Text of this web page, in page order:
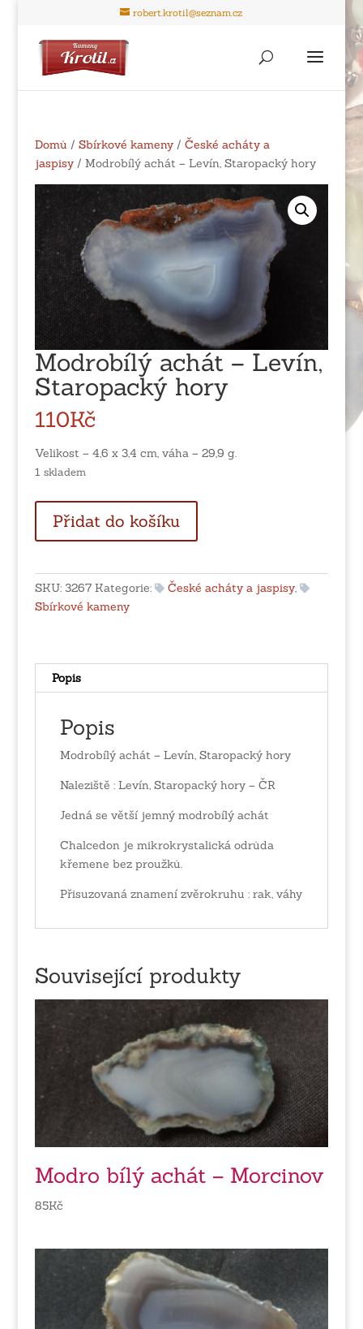
robert.krotil@seznam.cz
Domů / Sbírkové kameny/ České acháty a
jaspisy/ Modrobílý achát – Levín, Staropacký hory
Modrobílý achát – Levín,
Staropacký hory
110Kč
Velikost – 4,6 x 3,4 cm, váha – 29,9 g.
1 skladem
achát
-
Staropacký
hory
Přidat do košíku
SKU: 3267 Kategorie: České acháty a jaspisy,
Sbírkové kameny
Popis
Popis
Modrobílý achát – Levín, Staropacký hory
Naleziště : Levín, Staropacký hory – ČR
Jedná se větší jemný modrobílý achát
Chalcedon je mikrokrystalická odrůda
křemene bez proužků.
Přisuzovaná znamení zvěrokruhu : rak, váhy
Související produkty
Modro bílý achát – Morcinov
85Kč